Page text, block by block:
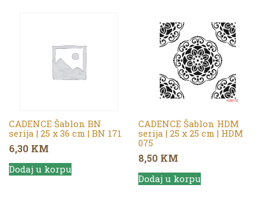
CADENCE Šablon BN
serija | 25 x 36 cm | BN 171
6,30 KM
Dodaj u korpu
CADENCE Šablon HDM
serija | 25 x 25 cm | HDM
075
8,50 KM
Dodaj u korpu